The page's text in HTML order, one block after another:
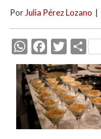
PorJulia Pérez Lozano |
W
h
at
s
A
p
F
ac
e
b
o
o
T
w
itt
er
C
o
m
p
ar
ti